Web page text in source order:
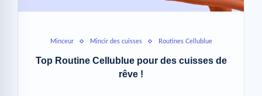
Minceur Mincir des cuisses Routines Cellublue
Top Routine Cellublue pour des cuisses de
rêve !